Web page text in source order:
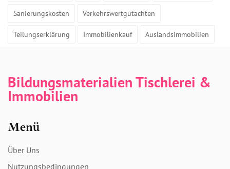
Sanierungskosten Verkehrswertgutachten
Teilungserklärung Immobilienkauf Auslandsimmobilien
Bildungsmaterialien Tischlerei &
Immobilien
Menü
Über Uns
Nutzungsbedingungen